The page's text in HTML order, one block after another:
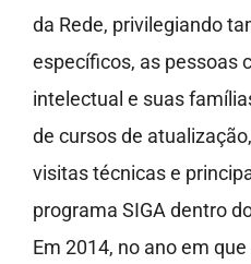
da Rede, privilegiando
específicos, as pessoas
intelectual e suas
de cursos de
visitas técnicas e
programa SIGA dentro
Em 2014, no ano em